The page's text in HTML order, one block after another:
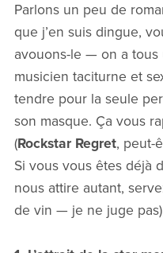
Parlons un peu de
que j’en suis dingue,
avouons-le — on a
musicien taciturne et
tendre pour la seule
son masque. Ça vous
(Rockstar Regret, peut-
Si vous vous êtes déjà
nous attire autant,
de vin — je ne juge